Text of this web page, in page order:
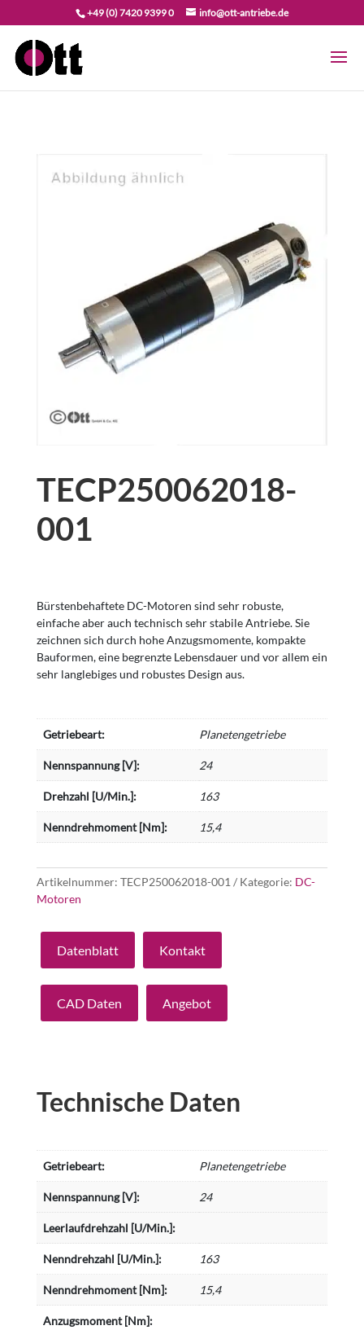
+49 (0) 7420 9399 0 info@ott-antriebe.de
TECP250062018-
001
Bürstenbehaftete DC-Motoren sind sehr robuste,
einfache aber auch technisch sehr stabile Antriebe. Sie
zeichnen sich durch hohe Anzugsmomente, kompakte
Bauformen, eine begrenzte Lebensdauer und vor allem ein
sehr langlebiges und robustes Design aus.
Getriebeart: Planetengetriebe
Nennspannung [V]: 24
Drehzahl [U/Min.]: 163
Nenndrehmoment [Nm]: 15,4
Artikelnummer: TECP250062018-001 Kategorie: DC-
Motoren
Datenblatt Kontakt
CAD Daten Angebot
Technische Daten
Getriebeart: Planetengetriebe
Nennspannung [V]: 24
Leerlaufdrehzahl [U/Min.]:
Nenndrehzahl [U/Min.]: 163
Nenndrehmoment [Nm]: 15,4
Anzugsmoment [Nm]: